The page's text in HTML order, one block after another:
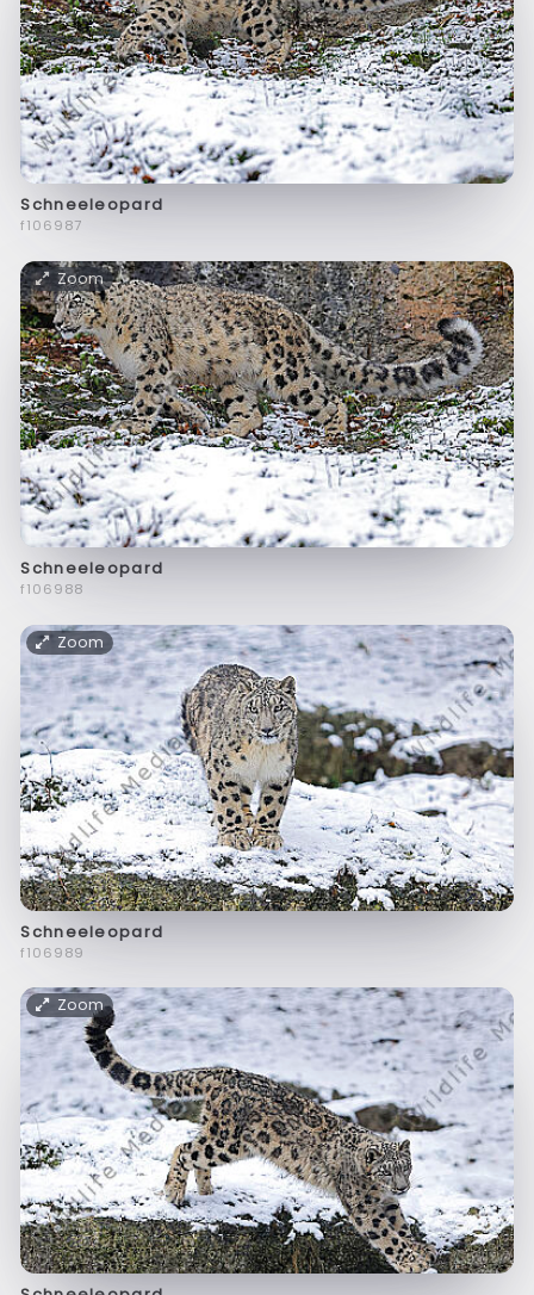
Schneeleopard
f106987
Zoom
Schneeleopard
f106988
Zoom
Schneeleopard
f106989
Zoom